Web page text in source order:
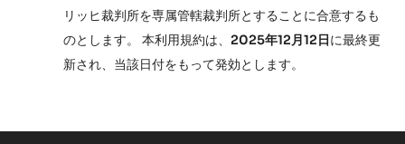
リッヒ裁判所を専属管轄裁判所とすることに合意するも
のとします。 本利用規約は、 2025年12月12日に最終更
新され、当該日付をもって発効とします。